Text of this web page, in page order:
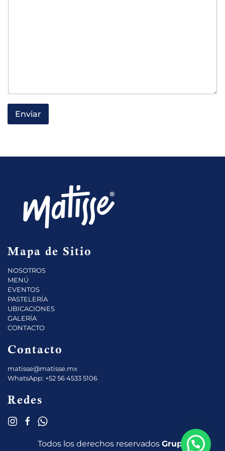
Enviar
Mapa de Sitio
NOSOTROS
MENÚ
EVENTOS
PASTELERÍA
UBICACIONES
GALERÍA
CONTACTO
Contacto
matisse@matisse.mx
WhatsApp: +52 56 4533 5106
Redes
Todos los derechos reservados Grupo